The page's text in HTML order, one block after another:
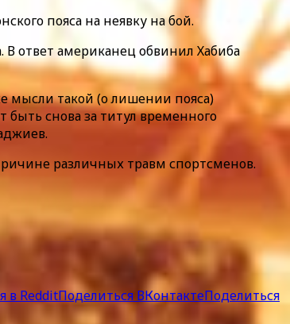
пояса на неявку на бой.
В ответ американец обвинил Хабиба
мысли такой (о лишении пояса)
снова за титул временного
различных травм спортсменов.
в RedditПоделиться ВКонтактеПоделиться